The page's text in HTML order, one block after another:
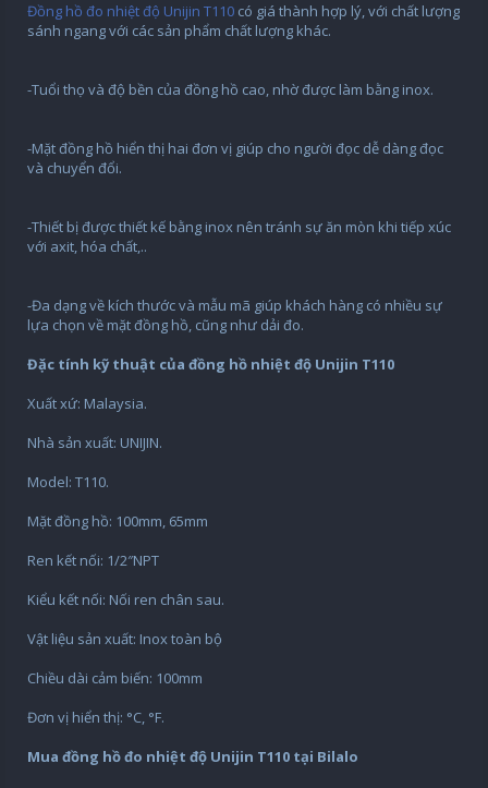
Đồng hồ đo nhiệt độ Unijin T110 có giá thành hợp lý, với chất lượng
sánh ngang với các sản phẩm chất lượng khác.
-Tuổi thọ và độ bền của đồng hồ cao, nhờ được làm bằng inox.
-Mặt đồng hồ hiển thị hai đơn vị giúp cho người đọc dễ dàng đọc
và chuyển đổi.
-Thiết bị được thiết kế bằng inox nên tránh sự ăn mòn khi tiếp xúc
với axit, hóa chất,..
-Đa dạng về kích thước và mẫu mã giúp khách hàng có nhiều sự
lựa chọn về mặt đồng hồ, cũng như dải đo.
Đặc tính kỹ thuật của đồng hồ nhiệt độ Unijin T110
Xuất xứ: Malaysia.
Nhà sản xuất: UNIJIN.
Model: T110.
Mặt đồng hồ: 100mm, 65mm
Ren kết nối: 1/2″NPT
Kiểu kết nối: Nối ren chân sau.
Vật liệu sản xuất: Inox toàn bộ
Chiều dài cảm biến: 100mm
Đơn vị hiển thị: °C, °F.
Mua đồng hồ đo nhiệt độ Unijin T110 tại Bilalo